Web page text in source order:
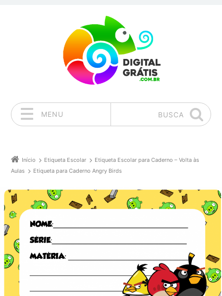
MENU BUSCA
Início Etiqueta Escolar
Etiqueta Escolar para Caderno – Volta às
Aulas
Etiqueta para Caderno Angry Birds